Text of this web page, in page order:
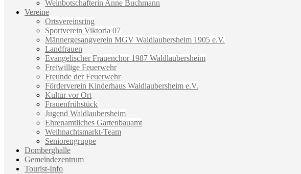
Weinbotschafterin Anne Buchmann
Vereine
Ortsvereinsring
Sportverein Viktoria 07
Männergesangverein MGV Waldlaubersheim 1905 e.V.
Landfrauen
Evangelischer Frauenchor 1987 Waldlaubersheim
Freiwillige Feuerwehr
Freunde der Feuerwehr
Förderverein Kinderhaus Waldlaubersheim e.V.
Kultur vor Ort
Frauenfrühstück
Jugend Waldlaubersheim
Ehrenamtliches Gartenbauamt
Weihnachtsmarkt-Team
Seniorengruppe
Domberghalle
Gemeindezentrum
Tourist-Info